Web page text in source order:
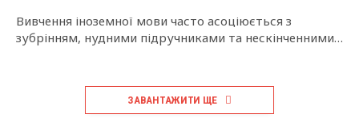
Вивчення іноземної мови часто асоціюється з
зубрінням, нудними підручниками та нескінченними
ЗАВАНТАЖИТИ ЩЕ